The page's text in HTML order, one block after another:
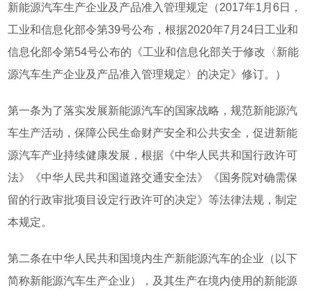
新能源汽车生产企业及产品准入管理规定（2017年1月6日，
工业和信息化部令第39号公布，根据2020年7月24日工业和
信息化部令第54号公布的《工业和信息化部关于修改〈新能
源汽车生产企业及产品准入管理规定〉的决定》修订。）
第一条为了落实发展新能源汽车的国家战略，规范新能源汽
车生产活动，保障公民生命财产安全和公共安全，促进新能
源汽车产业持续健康发展，根据《中华人民共和国行政许可
法》《中华人民共和国道路交通安全法》《国务院对确需保
留的行政审批项目设定行政许可的决定》等法律法规，制定
本规定。
第二条在中华人民共和国境内生产新能源汽车的企业（以下
简称新能源汽车生产企业），及其生产在境内使用的新能源